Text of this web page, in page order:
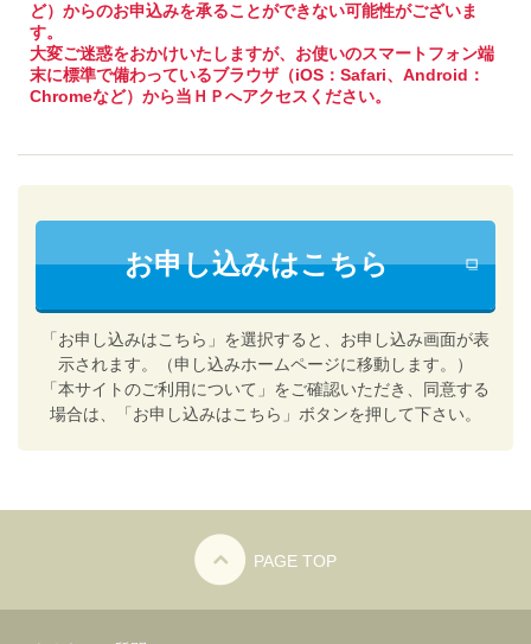
ど）からのお申込みを承ることができない可能性がございま
す。
大変ご迷惑をおかけいたしますが、お使いのスマートフォン端
末に標準で備わっているブラウザ（iOS：Safari、Android：
Chromeなど）から当ＨＰへアクセスください。
お申し込みはこちら
「お申し込みはこちら」を選択すると、お申し込み画面が表
示されます。（申し込みホームページに移動します。）
「本サイトのご利用について」をご確認いただき、同意する
場合は、「お申し込みはこちら」ボタンを押して下さい。
PAGE TOP